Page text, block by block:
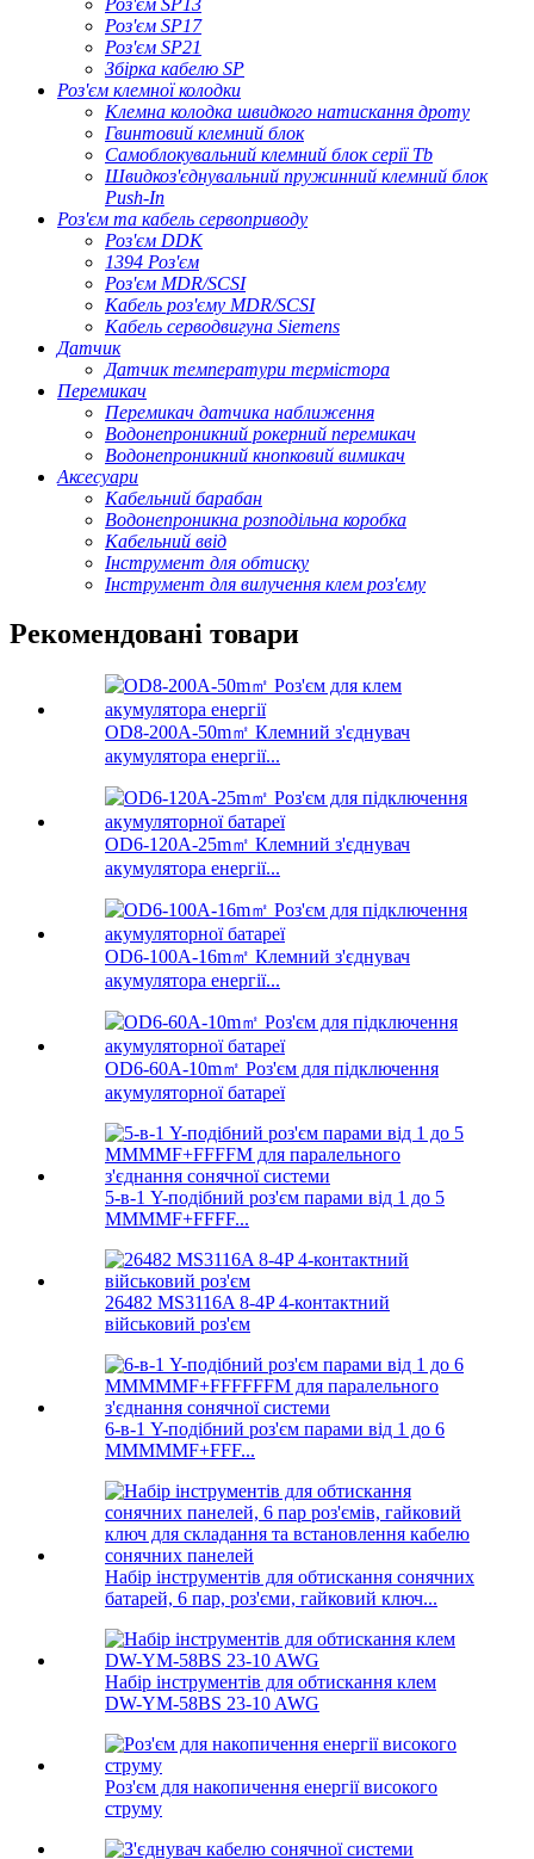
Роз'єм SP17
Роз'єм SP21
Збірка кабелю SP
Роз'єм клемної колодки
Клемна колодка швидкого натискання дроту
Гвинтовий клемний блок
Самоблокувальний клемний блок серії Tb
Швидкоз'єднувальний пружинний клемний блок
Push-In
Роз'єм та кабель сервоприводу
Роз'єм DDK
1394 Роз'єм
Роз'єм MDR/SCSI
Кабель роз'єму MDR/SCSI
Кабель серводвигуна Siemens
Датчик
Датчик температури термістора
Перемикач
Перемикач датчика наближення
Водонепроникний рокерний перемикач
Водонепроникний кнопковий вимикач
Аксесуари
Кабельний барабан
Водонепроникна розподільна коробка
Кабельний ввід
Інструмент для обтиску
Інструмент для вилучення клем роз'єму
Рекомендовані товари
OD8-200A-50m㎡ Клемний з'єднувач
акумулятора енергії...
OD6-120A-25m㎡ Клемний з'єднувач
акумулятора енергії...
OD6-100A-16m㎡ Клемний з'єднувач
акумулятора енергії...
OD6-60A-10m㎡ Роз'єм для підключення
акумуляторної батареї
5-в-1 Y-подібний роз'єм парами від 1 до 5
MMMMF+FFFF...
26482 MS3116A 8-4P 4-контактний
військовий роз'єм
6-в-1 Y-подібний роз'єм парами від 1 до 6
MMMMMF+FFF...
Набір інструментів для обтискання сонячних
батарей, 6 пар, роз'єми, гайковий ключ...
Набір інструментів для обтискання клем
DW-YM-58BS 23-10 AWG
Роз'єм для накопичення енергії високого
струму